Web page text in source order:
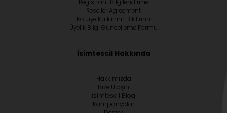
Registrant Bilgilendirme
Reseller Agreement
Kötüye Kullanım Bildirimi
Üyelik Bilgi Güncelleme Formu
İsimtescil Hakkında
Hakkımızda
Bize Ulaşın
İsimtescil Blog
Kampanyalar